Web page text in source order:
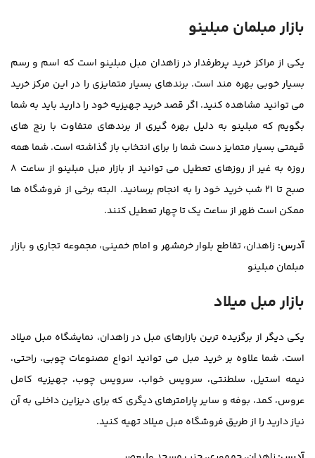
بازار مبلمان مبلینو
یکی از مراکز خرید پرطرفدار در زاهدان مبل مبلینو است که اسم و رسم
بسیار خوبی بهره مند است. برندهای بسیار متمایزی را در این مرکز خرید
می توانید مشاهده کنید. اگر قصد خرید جهیزیه خود را دارید باید به شما
بگویم که مبلینو به دلیل بهره گیری از برندهای متفاوت با رنج های
قیمتی بسیار متمایز دست شما را برای انتخاب باز گذاشته است. شما همه
روزه به غیر از روزهای تعطیل می توانید از بازار مبل مبلینو از ساعت ۸
صبح تا ۲۱ شب خرید خود را به انجام برسانید. البته برخی از فروشگاه ها
ممکن است ظهر از ساعت یک تا چهار تعطیل کنند.
آدرس: زاهدان، تقاطع بلوار خرمشهر و امام خمینی، مجموعه تجاری و بازار
مبلمان مبلینو
بازار مبل میلاد
یکی دیگر از برگزیده ترین بازارهای مبل در زاهدان، نمایشگاه مبل میلاد
است. شما علاوه بر خرید مبل می توانید انواع مصنوعات چوبی، راحتی،
نیمه استیل، سلطنتی، سرویس خواب، سرویس چوب، جهیزیه کامل
عروس، کمد، بوفه و سایر پارامترهای دیگری که برای دیزاین داخلی به آن
نیاز دارید را از طریق فروشگاه مبل میلاد تهیه کنید.